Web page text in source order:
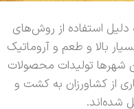
دلیل استفاده از روش‌های
بالا و طعم و آروماتیک
تولیدات محصولات
از کشاورزان به کشت و
شده‌اند.